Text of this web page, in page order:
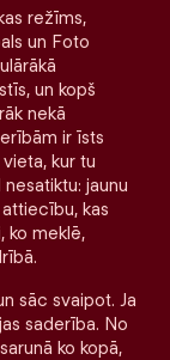
režīms,
un Foto
un kopš
nekā
ir īsts
kur tu
jaunu
kas
ko meklē,
sāc svaipot. Ja
saderība. No
ko kopā,